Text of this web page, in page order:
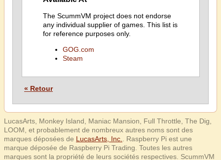
The ScummVM project does not endorse
any individual supplier of games. This list is
for reference purposes only.
GOG.com
Steam
« Retour
LucasArts, Monkey Island, Maniac Mansion, Full Throttle, The Dig,
LOOM, et probablement de nombreux autres noms sont des
marques déposées de LucasArts, Inc.
. Raspberry Pi est une
marque déposée de Raspberry Pi Trading. Toutes les autres
marques sont la propriété de leurs sociétés respectives. ScummVM